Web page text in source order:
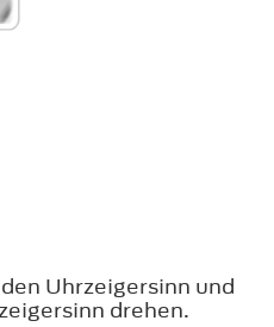
Uhrzeigersinn und
drehen.